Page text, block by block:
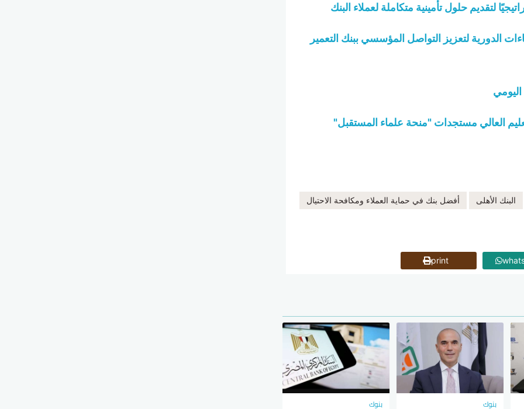
لتقديم حلول تأمينية متكاملة لعملاء البنك
الدورية لتعزيز التواصل المؤسسي ببنك التعمير
العالي مستجدات "منحة علماء المستقبل"
البنك الأهلى أفضل بنك في حماية العملاء ومكافحة الاحتيال
print
بنوك بنوك